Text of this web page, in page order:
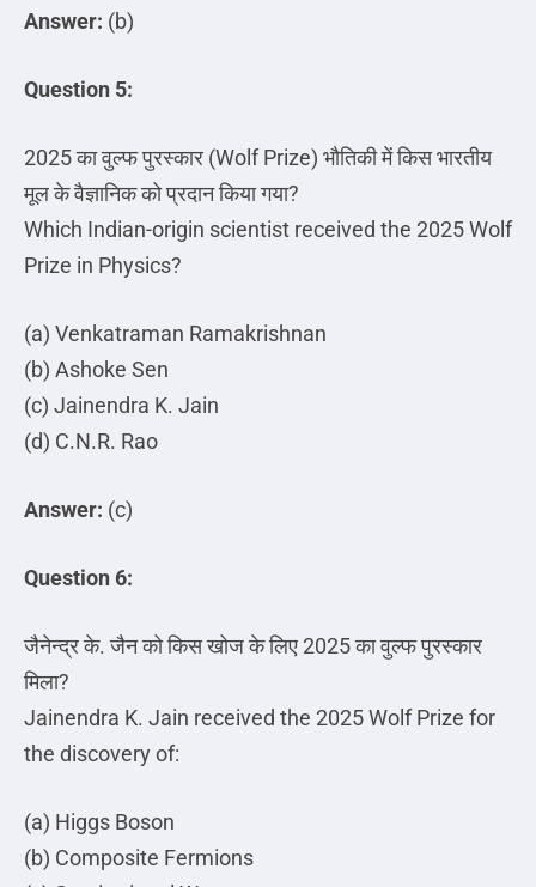
Answer: (b)
Question 5:
2025कावुल्फपुरस्कार (Wolf Prize) भौतिकीमेंकिसभारतीय
मूलकेवैज्ञानिककोप्रदानकियागया?
Which Indian-origin scientist received the 2025 Wolf
Prize in Physics?
(a) Venkatraman Ramakrishnan
(b) Ashoke Sen
(c) Jainendra K. Jain
(d) C.N.R. Rao
Answer: (c)
Question 6:
जैनेन्द्रके.जैनकोकिसखोजकेलिए 2025कावुल्फपुरस्कार
मिला?
Jainendra K. Jain received the 2025 Wolf Prize for
the discovery of:
(a) Higgs Boson
(b) Composite Fermions